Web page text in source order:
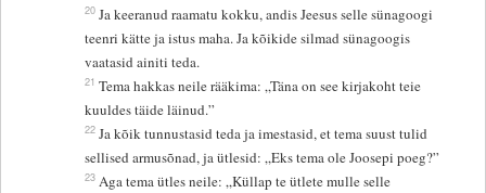
20 Ja keeranud raamatu kokku, andis Jeesus selle sünagoogi
teenri kätte ja istus maha. Ja kõikide silmad sünagoogis
vaatasid ainiti teda.
21 Tema hakkas neile rääkima: „Täna on see kirjakoht teie
kuuldes täide läinud.”
22 Ja kõik tunnustasid teda ja imestasid, et tema suust tulid
sellised armusõnad, ja ütlesid: „Eks tema ole Joosepi poeg?”
23 Aga tema ütles neile: „Küllap te ütlete mulle selle